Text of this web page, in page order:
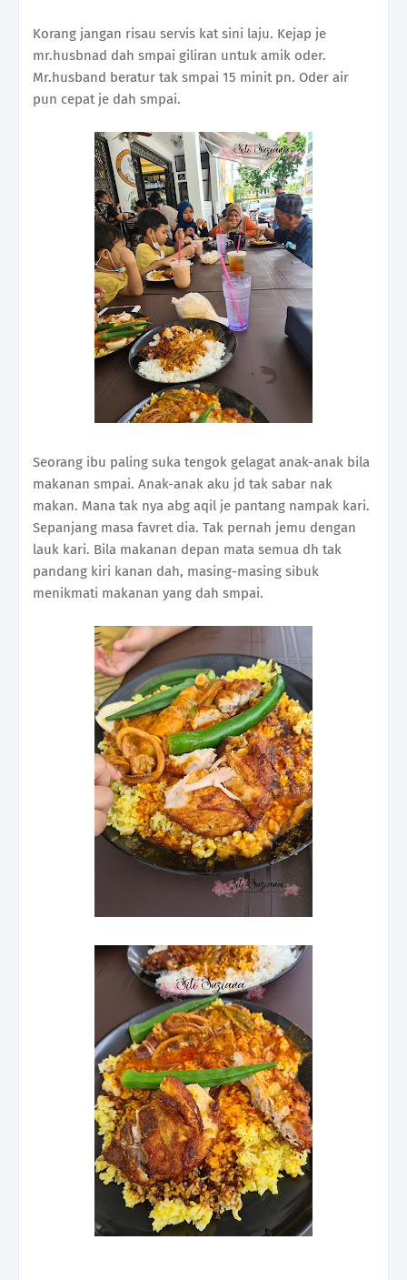
Korang jangan risau servis kat sini laju. Kejap je
mr.husbnad dah smpai giliran untuk amik oder.
Mr.husband beratur tak smpai 15 minit pn. Oder air
pun cepat je dah smpai.
Seorang ibu paling suka tengok gelagat anak-anak bila
makanan smpai. Anak-anak aku jd tak sabar nak
makan. Mana tak nya abg aqil je pantang nampak kari.
Sepanjang masa favret dia. Tak pernah jemu dengan
lauk kari. Bila makanan depan mata semua dh tak
pandang kiri kanan dah, masing-masing sibuk
menikmati makanan yang dah smpai.